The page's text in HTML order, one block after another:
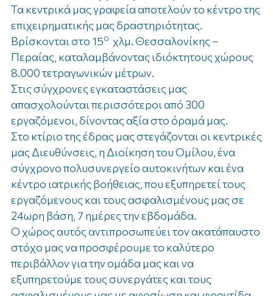
Τα κεντρικά μας γραφεία αποτελούν το κέντρο της
επιχειρηματικής μας δραστηριότητας.
Βρίσκονται στο 15ο χλμ. Θεσσαλονίκης –
Περαίας, καταλαμβάνοντας ιδιόκτητους χώρους
8.000 τετραγωνικών μέτρων.
Στις σύγχρονες εγκαταστάσεις μας
απασχολούνται περισσότεροι από 300
εργαζόμενοι, δίνοντας αξία στο όραμά μας.
Στο κτίριο της έδρας μας στεγάζονται οι κεντρικές
μας Διευθύνσεις, η Διοίκηση του Ομίλου, ένα
σύγχρονο πολυσυνεργείο αυτοκινήτων και ένα
κέντρο ιατρικής βοήθειας, που εξυπηρετεί τους
εργαζόμενους και τους ασφαλισμένους μας σε
24ωρη βάση, 7 ημέρες την εβδομάδα.
Ο χώρος αυτός αντιπροσωπεύει τον ακατάπαυστο
στόχο μας να προσφέρουμε το καλύτερο
περιβάλλον για την ομάδα μας και να
εξυπηρετούμε τους συνεργάτες και τους